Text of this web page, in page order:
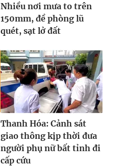
Nhiều nơi mưa to trên
150mm, đề phòng lũ
quét, sạt lở đất
Thanh Hóa: Cảnh sát
giao thông kịp thời đưa
người phụ nữ bất tỉnh đi
cấp cứu